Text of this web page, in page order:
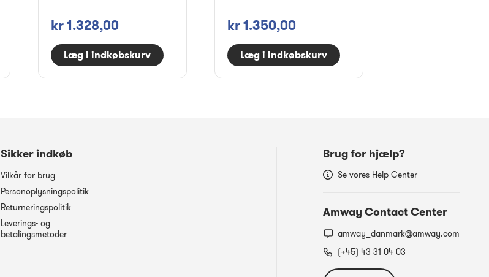
kr 1.328,00
Læg i indkøbskurv
kr 1.350,00
Læg i indkøbskurv
Sikker indkøb
Vilkår for brug
Personoplysningspolitik
Returneringspolitik
Leverings- og
betalingsmetoder
Brug for hjælp?
Se vores Help Center
Amway Contact Center
amway_danmark@amway.com
(+45) 43 31 04 03